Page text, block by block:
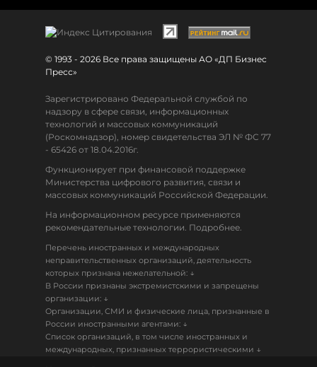
© 1993 - 2026 Все права защищены АО «ДП Бизнес
Пресс»
Зарегистрировано Федеральной службой по
надзору в сфере связи, информационных
технологий и массовых коммуникаций
(Роскомнадзор), номер свидетельства ЭЛ № ФС 77
- 65426 от 18.04.2016г.
Функционирует при финансовой поддержке
Министерства цифрового развития, связи и
массовых коммуникаций Российской Федерации.
На информационном ресурсе применяются
рекомендательные технологии. Подробнее.
Перечень иностранных и международных
неправительственных организаций, деятельность
которых признана нежелательной: ↓
В России признаны экстремистскими и запрещены
организации: ↓
Организации, СМИ и физические лица, признанные в
России иностранными агентами: ↓
Список организаций, в том числе иностранных и
международных, признанных террористическими ↓